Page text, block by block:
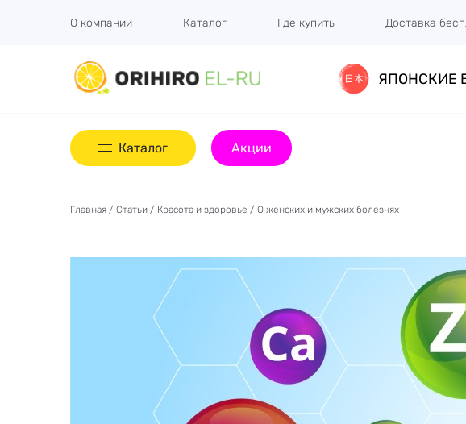
О компании Каталог Где купить Доставка
ЯПОНСКИЕ
Каталог Акции
Главная / Статьи / Красота и здоровье / О женских и мужских болезнях